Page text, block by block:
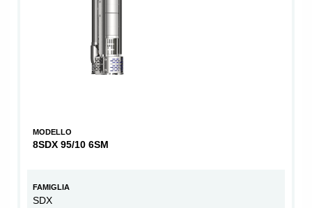
MODELLO
8SDX 95/10 6SM
FAMIGLIA
SDX